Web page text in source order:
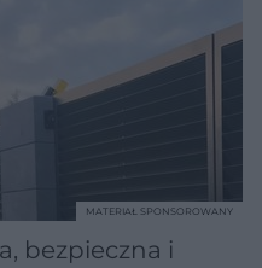
bezpieczna i
MATERIAŁ SPONSOROWANY